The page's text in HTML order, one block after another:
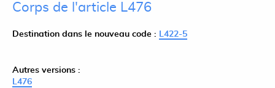
Corps de l'article L476
Destination dans le nouveau code : L422-5
Autres versions :
L476